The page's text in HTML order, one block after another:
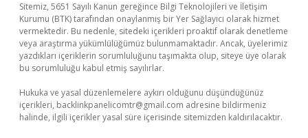
Sitemiz, 5651 Sayılı Kanun gereğince Bilgi Teknolojileri ve İletişim
Kurumu (BTK) tarafından onaylanmış bir Yer Sağlayıcı olarak hizmet
vermektedir. Bu nedenle, sitedeki içerikleri proaktif olarak denetleme
veya araştırma yükümlülüğümüz bulunmamaktadır. Ancak, üyelerimiz
yazdıkları içeriklerin sorumluluğunu taşımakta olup, siteye üye olarak
bu sorumluluğu kabul etmiş sayılırlar.
Hukuka ve yasal düzenlemelere aykırı olduğunu düşündüğünüz
içerikleri, backlinkpanelicomtr@gmail.com adresine bildirmeniz
halinde, ilgili içerikler yasal süre içerisinde sitemizden kaldırılacaktır.